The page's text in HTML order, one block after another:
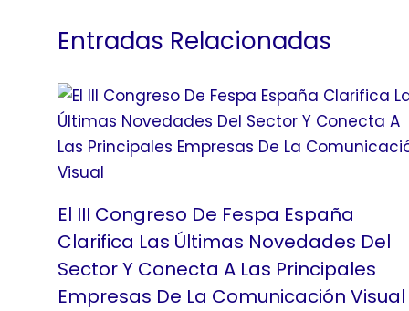
Entradas Relacionadas
El III Congreso De Fespa España
Clarifica Las Últimas Novedades Del
Sector Y Conecta A Las Principales
Empresas De La Comunicación Visual